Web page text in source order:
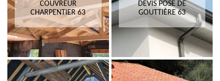
COUVREUR
CHARPENTIER 63
DEVIS POSE DE
GOUTTIÈRE 63